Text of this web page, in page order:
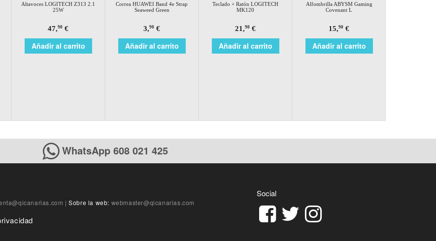
Altavoces LOGITECH Z313 2.1
25W
47,90 €
Añadir al carrito
Correa HUAWEI Band 4e Strap
Seaweed Green
3,90 €
Añadir al carrito
Teclado + Ratón LOGITECH
MK120
21,90 €
Añadir al carrito
Alfombrilla ABYSM Gaming
Covenant L
15,90 €
Añadir al carrito
WhatsApp 608 021 425
Social
| Sobre la web: webmaster@qicanarias.com